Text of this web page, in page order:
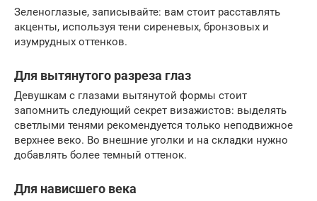
Зеленоглазые, записывайте: вам стоит расставлять
акценты, используя тени сиреневых, бронзовых и
изумрудных оттенков.
Для вытянутого разреза глаз
Девушкам с глазами вытянутой формы стоит
запомнить следующий секрет визажистов: выделять
светлыми тенями рекомендуется только неподвижное
верхнее веко. Во внешние уголки и на складки нужно
добавлять более темный оттенок.
Для нависшего века